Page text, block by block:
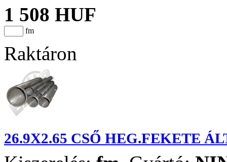
1 508 HUF
fm
Raktáron
26.9X2.65 CSŐ HEG.FEKETE